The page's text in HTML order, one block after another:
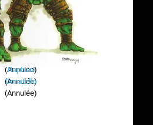
Leonardo
(Annulée)
(Annulée)
Raphael
(Annulée)
Donatello
(Annulée)